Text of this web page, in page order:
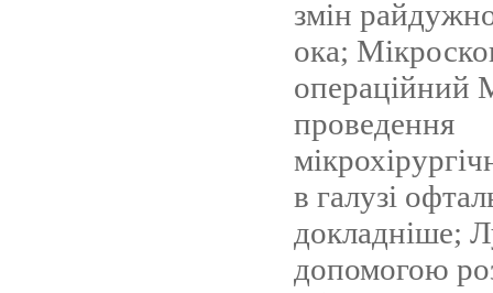
змін
ока;
проведення
в галузі
докладніше;
допомогою